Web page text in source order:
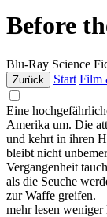
Before
Blu-Ray Science
Zurück Start Film
Eine
Amerika um. Die
und kehrt in ihren
bleibt nicht
Vergangenheit
als die Seuche
zur Waffe greifen.
mehr lesen weniger